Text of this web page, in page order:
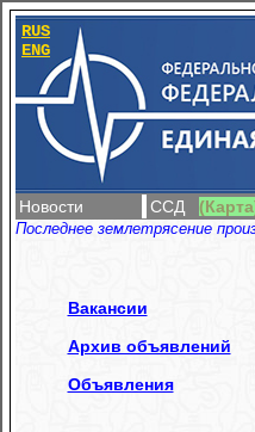
RUS
ENG
Новости ССД
Последнее землетрясение
Вакансии
Архив объявлений
Объявления